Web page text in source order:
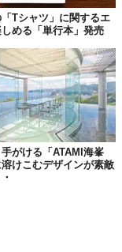
った一般の人々が気
設も計画しているそ
ている。気になる方
#早稲田大学 #図書
上春樹ライブラリー） / Twitter
Tシャツ」に関するエ
める「単行本」発売
がける「ATAMI海峯
けこむデザインが素敵